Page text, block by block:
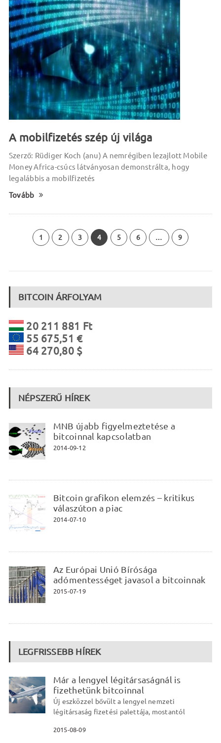
A mobilfizetés szép új világa
Szerző: Rüdiger Koch (anu) A nemrégiben lezajlott Mobile
Money Africa-csúcs látványosan demonstrálta, hogy
legalábbis a mobilfizetés
Tovább
1 2 3 4 5 6 … 9
BITCOIN ÁRFOLYAM
20 211 881 Ft
55 675,51 €
64 270,80 $
NÉPSZERŰ HÍREK
MNB újabb figyelmeztetése a
bitcoinnal kapcsolatban
2014-09-12
Bitcoin grafikon elemzés – kritikus
válaszúton a piac
2014-07-10
Az Európai Unió Bírósága
adómentességet javasol a bitcoinnak
2015-07-19
LEGFRISSEBB HÍREK
Már a lengyel légitársaságnál is
fizethetünk bitcoinnal
Új eszközzel bővült a lengyel nemzeti
légitársaság fizetési palettája, mostantól
2015-08-09